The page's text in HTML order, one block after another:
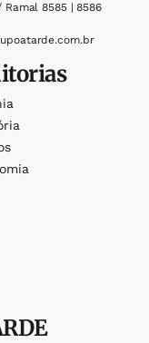
Ramal 8585 | 8586